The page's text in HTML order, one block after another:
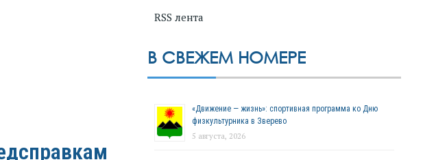
RSS лента
В СВЕЖЕМ НОМЕРЕ
«Движение — жизнь»: спортивная программа ко Дню
физкультурника в Зверево
5 августа, 2026